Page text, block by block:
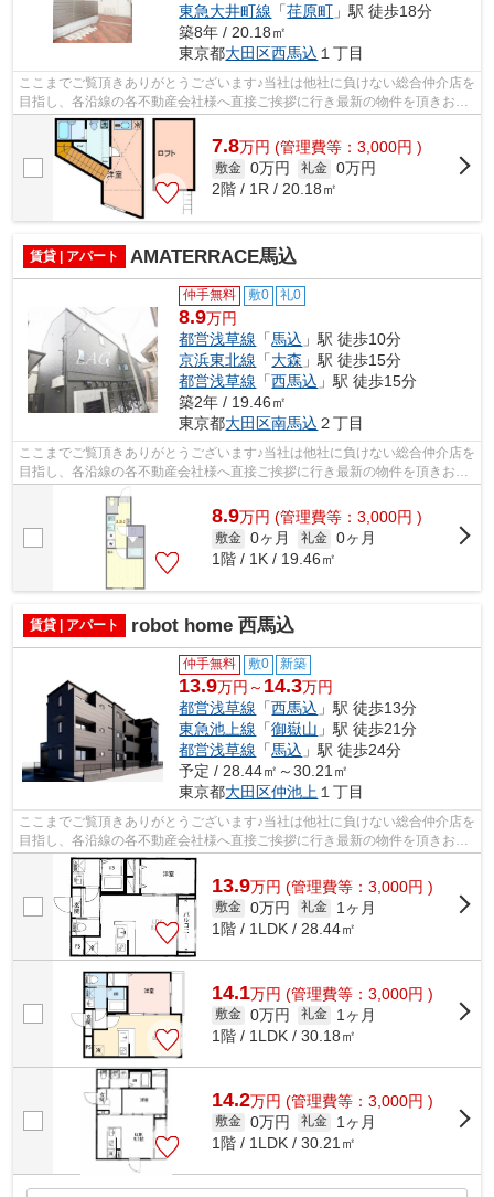
東急大井町線 「荏原町 」駅 徒歩18分
築8年 / 20.18㎡
東京都大田区西馬込 １丁目
ここまでご覧頂きありがとうございます♪当社は他社に負けない総合仲介店を
目指し、各沿線の各不動産会社様へ直接ご挨拶に行き最新の物件を頂きお客
様へ提供しております！最新の情報は...
7.8万円 (管理費等：3,000円 )
敷金 0万円 礼金 0万円
2階 / 1R / 20.18㎡
賃貸 | アパート AMATERRACE馬込
仲手無料 敷0 礼0
8.9万円
都営浅草線 「馬込 」駅 徒歩10分
京浜東北線 「大森 」駅 徒歩15分
都営浅草線 「西馬込 」駅 徒歩15分
築2年 / 19.46㎡
東京都大田区南馬込 ２丁目
ここまでご覧頂きありがとうございます♪当社は他社に負けない総合仲介店を
目指し、各沿線の各不動産会社様へ直接ご挨拶に行き最新の物件を頂きお客
様へ提供しております！最新の情報は...
8.9万円 (管理費等：3,000円 )
敷金 0ヶ月 礼金 0ヶ月
1階 / 1K / 19.46㎡
賃貸 | アパート robot home 西馬込
仲手無料 敷0 新築
13.9万円～ 14.3万円
都営浅草線 「西馬込 」駅 徒歩13分
東急池上線 「御嶽山 」駅 徒歩21分
都営浅草線 「馬込 」駅 徒歩24分
予定 / 28.44㎡～30.21㎡
東京都大田区仲池上１丁目
ここまでご覧頂きありがとうございます♪当社は他社に負けない総合仲介店を
目指し、各沿線の各不動産会社様へ直接ご挨拶に行き最新の物件を頂きお客
様へ提供しております！最新の情報は...
13.9万円 (管理費等：3,000円 )
敷金 0万円 礼金
1ヶ月
1階 / 1LDK / 28.44㎡
14.1万円 (管理費等：3,000円 )
敷金 0万円 礼金
1ヶ月
1階 / 1LDK / 30.18㎡
14.2万円 (管理費等：3,000円 )
敷金 0万円 礼金
1ヶ月
1階 / 1LDK / 30.21㎡